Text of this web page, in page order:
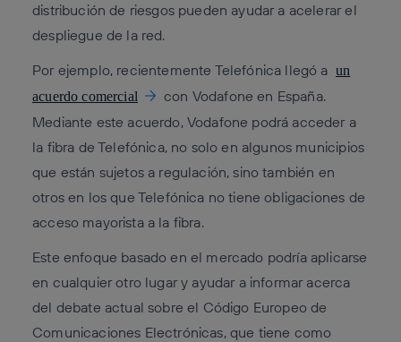
distribución de riesgos pueden ayudar a acelerar el
despliegue de la red.
Por ejemplo, recientemente Telefónica llegó a un
acuerdo comercial
con Vodafone en España.
Mediante este acuerdo, Vodafone podrá acceder a
la fibra de Telefónica, no solo en algunos municipios
que están sujetos a regulación, sino también en
otros en los que Telefónica no tiene obligaciones de
acceso mayorista a la fibra.
Este enfoque basado en el mercado podría aplicarse
en cualquier otro lugar y ayudar a informar acerca
del debate actual sobre el Código Europeo de
Comunicaciones Electrónicas, que tiene como